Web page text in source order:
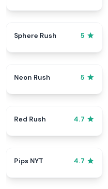
Sphere Rush 5
Neon Rush 5
Red Rush 4.7
Pips NYT 4.7